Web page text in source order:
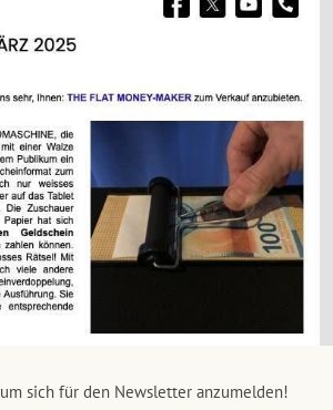
um sich für den Newsletter anzumelden!